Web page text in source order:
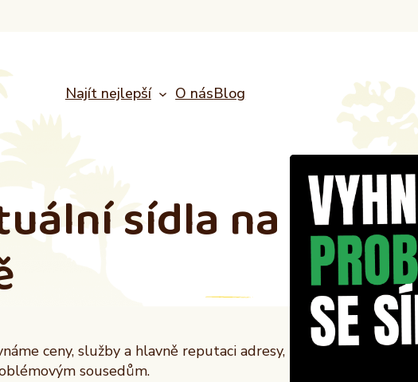
Najít nejlepší O násBlog
sídla na
ceny, služby a hlavně reputaci adresy,
sousedům.